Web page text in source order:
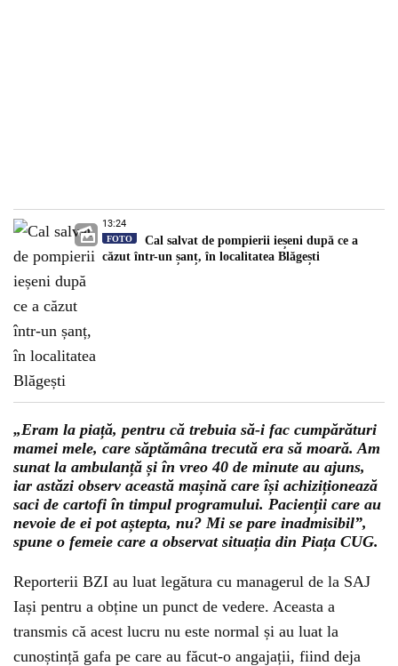
13:24
FOTO
Cal salvat de pompierii ieșeni după ce a
căzut într-un șanț, în localitatea Blăgești
„Eram la piață, pentru că trebuia să-i fac cumpărături
mamei mele, care săptămâna trecută era să moară. Am
sunat la ambulanță și în vreo 40 de minute au ajuns,
iar astăzi observ această mașină care își achiziționează
saci de cartofi în timpul programului. Pacienții care au
nevoie de ei pot aștepta, nu? Mi se pare inadmisibil”,
spune o femeie care a observat situația din Piața CUG.
Reporterii BZI au luat legătura cu managerul de la SAJ
Iași pentru a obține un punct de vedere. Aceasta a
transmis că acest lucru nu este normal și au luat la
cunoștință gafa pe care au făcut-o angajații, fiind deja